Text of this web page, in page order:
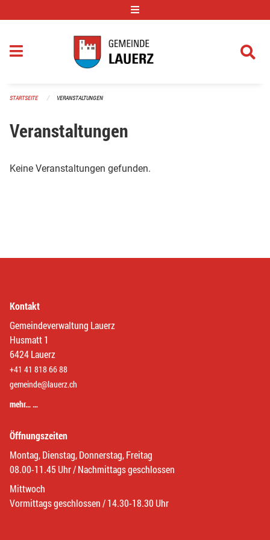
STARTSEITE VERANSTALTUNGEN
Veranstaltungen
Keine Veranstaltungen gefunden.
Kontakt
Gemeindeverwaltung Lauerz
Husmatt 1
6424 Lauerz
+41 41 818 66 88
gemeinde@lauerz.ch
mehr… …
Öffnungszeiten
Montag, Dienstag, Donnerstag, Freitag
08.00-11.45 Uhr / Nachmittags geschlossen
Mittwoch
Vormittags geschlossen / 14.30-18.30 Uhr